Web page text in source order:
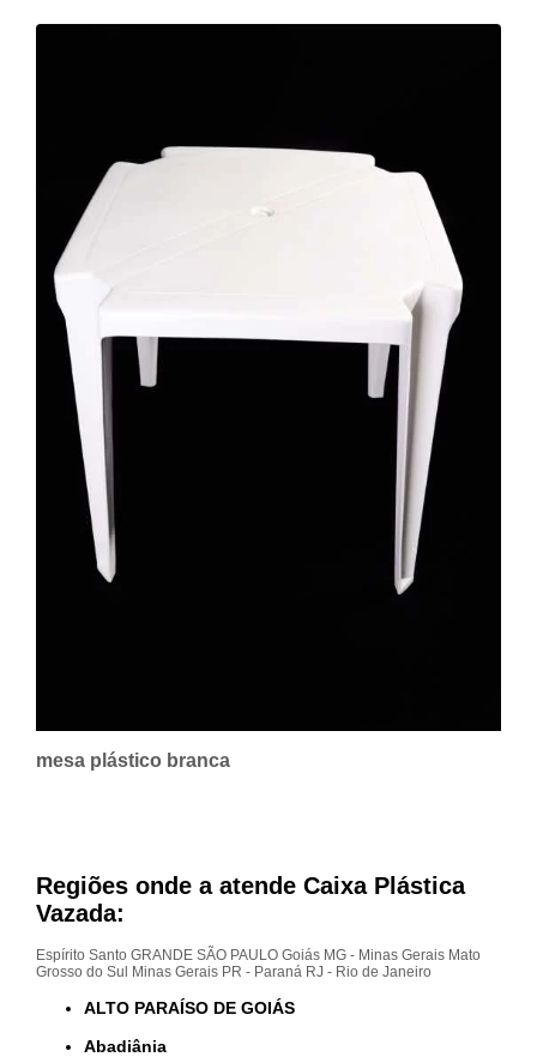
mesa plástico branca
Regiões onde a atende Caixa Plástica
Vazada:
Espírito Santo GRANDE SÃO PAULO Goiás MG - Minas Gerais Mato
Grosso do Sul Minas Gerais PR - Paraná RJ - Rio de Janeiro
ALTO PARAÍSO DE GOIÁS
Abadiânia